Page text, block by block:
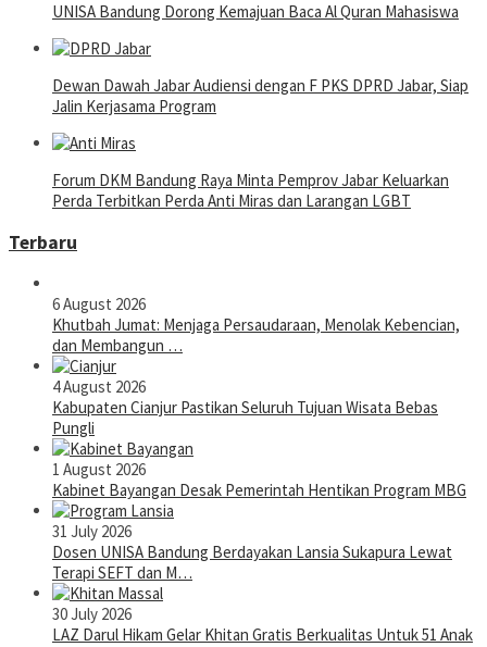
UNISA Bandung Dorong Kemajuan Baca Al Quran Mahasiswa
Dewan Dawah Jabar Audiensi dengan F PKS DPRD Jabar, Siap
Jalin Kerjasama Program
Forum DKM Bandung Raya Minta Pemprov Jabar Keluarkan
Perda Terbitkan Perda Anti Miras dan Larangan LGBT
Terbaru
6 August 2026
Khutbah Jumat: Menjaga Persaudaraan, Menolak Kebencian,
dan Membangun …
4 August 2026
Kabupaten Cianjur Pastikan Seluruh Tujuan Wisata Bebas
Pungli
1 August 2026
Kabinet Bayangan Desak Pemerintah Hentikan Program MBG
31 July 2026
Dosen UNISA Bandung Berdayakan Lansia Sukapura Lewat
Terapi SEFT dan M…
30 July 2026
LAZ Darul Hikam Gelar Khitan Gratis Berkualitas Untuk 51 Anak